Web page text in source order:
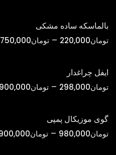
بالماسکه ساده مشکی
تومان220,000
– تومان750,000
ایفل چراغدار
تومان298,000
– تومان900,000
گوی موزیکال پمپی
تومان980,000
– تومان